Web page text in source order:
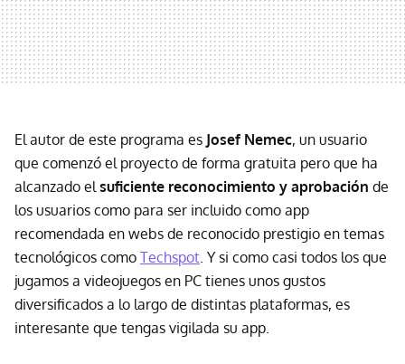
El autor de este programa es Josef Nemec, un usuario
que comenzó el proyecto de forma gratuita pero que ha
alcanzado elsuficiente reconocimiento y aprobación de
los usuarios como para ser incluido como app
recomendada en webs de reconocido prestigio en temas
tecnológicos como Techspot. Y si como casi todos los que
jugamos a videojuegos en PC tienes unos gustos
diversificados a lo largo de distintas plataformas, es
interesante que tengas vigilada su app.